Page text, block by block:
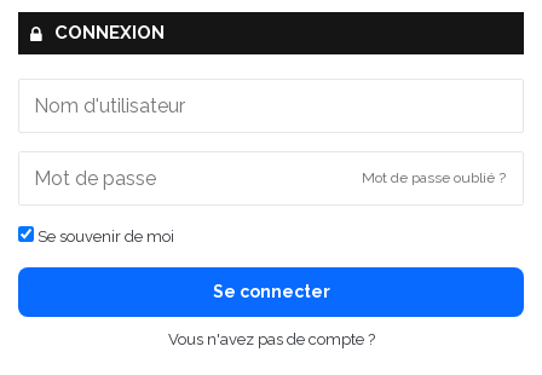
CONNEXION
Mot de passe oublié ?
Se souvenir de moi
Se connecter
Vous n'avez pas de compte ?